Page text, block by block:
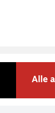
Alle